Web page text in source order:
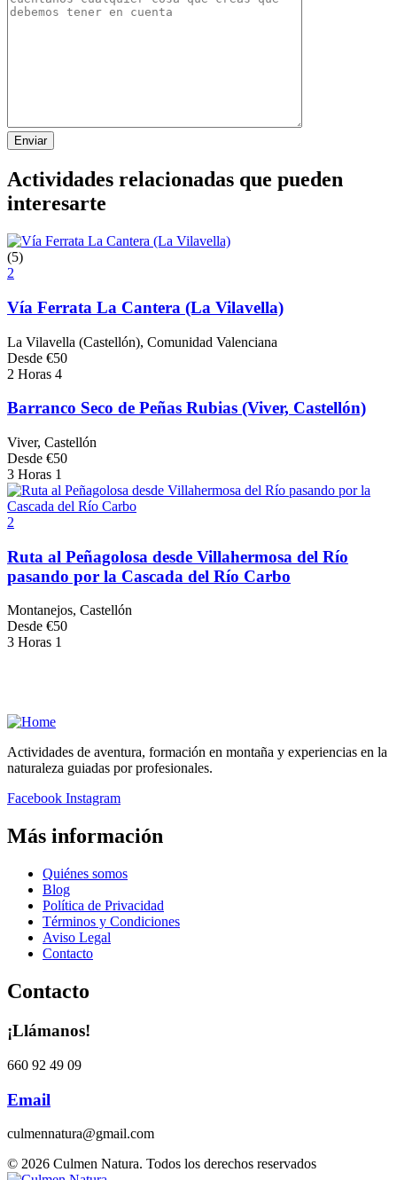
Actividades relacionadas que pueden
interesarte
(5)
2
Vía Ferrata La Cantera (La Vilavella)
La Vilavella (Castellón), Comunidad Valenciana
Desde €50
2 Horas 4
Barranco Seco de Peñas Rubias (Viver, Castellón)
Viver, Castellón
Desde €50
3 Horas 1
2
Ruta al Peñagolosa desde Villahermosa del Río
pasando por la Cascada del Río Carbo
Montanejos, Castellón
Desde €50
3 Horas 1
Actividades de aventura, formación en montaña y experiencias en la
naturaleza guiadas por profesionales.
Facebook Instagram
Más información
Quiénes somos
Blog
Política de Privacidad
Términos y Condiciones
Aviso Legal
Contacto
Contacto
¡Llámanos!
660 92 49 09
Email
culmennatura@gmail.com
© 2026 Culmen Natura. Todos los derechos reservados